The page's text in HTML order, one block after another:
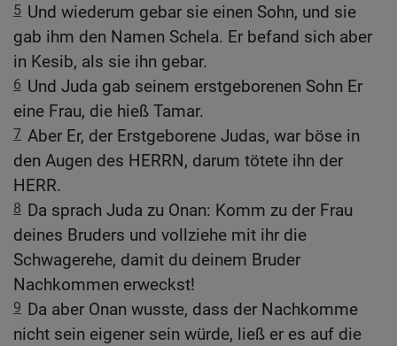
5 Und wiederum gebar sie einen Sohn, und sie
gab ihm den Namen Schela. Er befand sich aber
in Kesib, als sie ihn gebar.
6 Und Juda gab seinem erstgeborenen Sohn Er
eine Frau, die hieß Tamar.
7 Aber Er, der Erstgeborene Judas, war böse in
den Augen des HERRN, darum tötete ihn der
HERR.
8 Da sprach Juda zu Onan: Komm zu der Frau
deines Bruders und vollziehe mit ihr die
Schwagerehe, damit du deinem Bruder
Nachkommen erweckst!
9 Da aber Onan wusste, dass der Nachkomme
nicht sein eigener sein würde, ließ er es auf die